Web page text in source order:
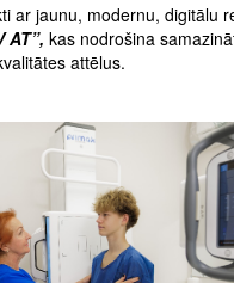
ar jaunu, modernu, digitālu
AT”, kas nodrošina
attēlus.